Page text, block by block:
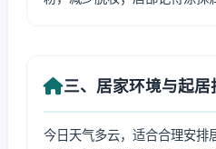
三、居家环境与起居
今日天气多云，适合合理安排